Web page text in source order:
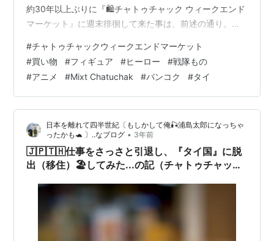
約30年以上ぶりに『🛍️チャトゥチャック ウィークエンド
マーケット』に週末徘徊して来た事は、前述の通り。
picanha2020.hatenablog.com もうこの巨大な市場を、
暑い中💦歩き回る👟気力も体力も根性も持ち合わせてい
ない...あと購買欲も減退しているしね... 我々二人は、つ
いて早々、買い物する前から、入口の近くにある
『VIVA8』というラテン系のパエリア🥘バール🍷に…
#チャトゥチャックウィークエンドマーケット
#買い物 #フィギュア #ヒーロー #戦隊もの
#アニメ #Mixt Chatuchak #バンコク #タイ
日本を離れて四半世紀〔もしかして俺🎣浦島太郎になっちゃ
ったかも🐢 〕..なブログ • 3年前
🇯🇵🇹🇭仕事をさっさと引退し、『タイ国』に脱
出（移住）🏖してみた...の記（チャトゥチャック